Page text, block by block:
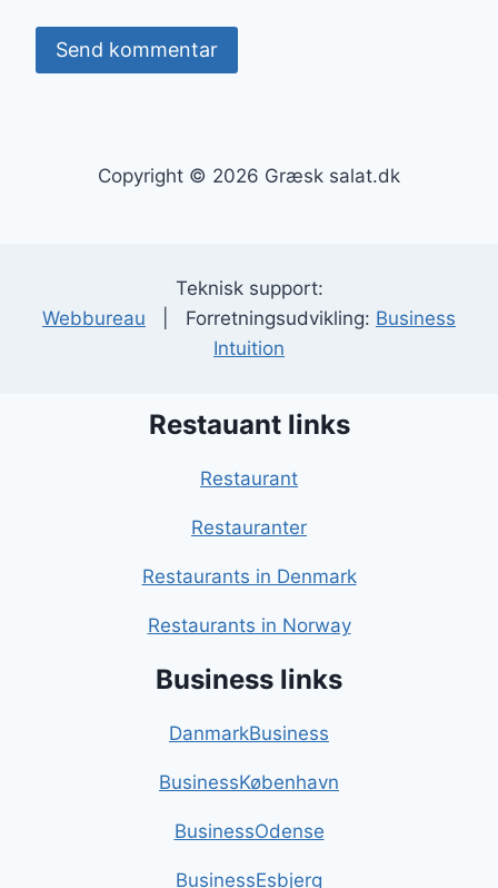
Copyright © 2026 Græsk salat.dk
Teknisk support:
Webbureau | Forretningsudvikling: Business
Intuition
Restauant links
Restaurant
Restauranter
Restaurants in Denmark
Restaurants in Norway
Business links
DanmarkBusiness
BusinessKøbenhavn
BusinessOdense
BusinessEsbjerg